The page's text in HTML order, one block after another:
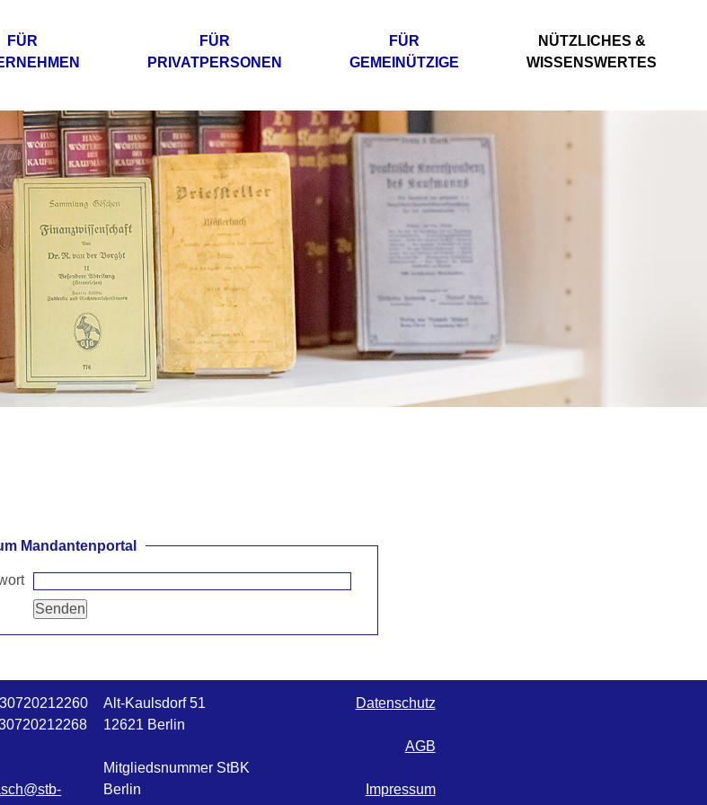
FÜR
FÜR
PRIVATPERSONEN
FÜR
GEMEINÜTZIGE
NÜTZLICHES &
WISSENSWERTES
Mandantenportal
Alt-Kaulsdorf 51
12621 Berlin
Mitgliedsnummer StBK
Berlin
Datenschutz
AGB
Impressum